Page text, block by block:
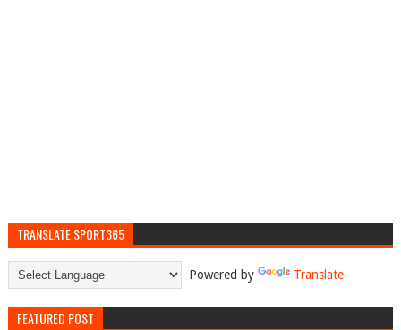
TRANSLATE SPORT365
Powered by Translate
FEATURED POST